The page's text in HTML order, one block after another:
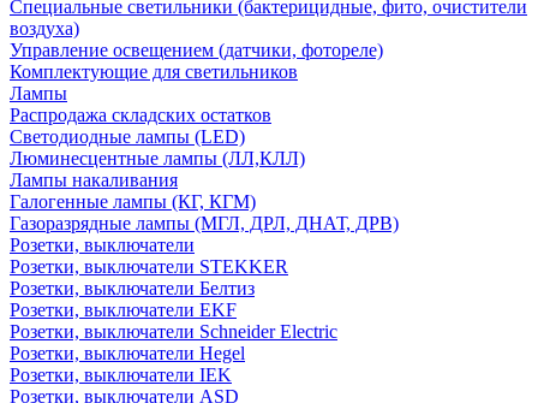
Специальные светильники (бактерицидные, фито, очистители
воздуха)
Управление освещением (датчики, фотореле)
Комплектующие для светильников
Лампы
Распродажа складских остатков
Светодиодные лампы (LED)
Люминесцентные лампы (ЛЛ,КЛЛ)
Лампы накаливания
Галогенные лампы (КГ, КГМ)
Газоразрядные лампы (МГЛ, ДРЛ, ДНАТ, ДРВ)
Розетки, выключатели
Розетки, выключатели STEKKER
Розетки, выключатели Белтиз
Розетки, выключатели EKF
Розетки, выключатели Schneider Electric
Розетки, выключатели Hegel
Розетки, выключатели IEK
Розетки, выключатели ASD